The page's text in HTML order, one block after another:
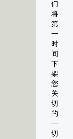
们
将
第
一
时
间
下
架
您
关
切
的
一
切